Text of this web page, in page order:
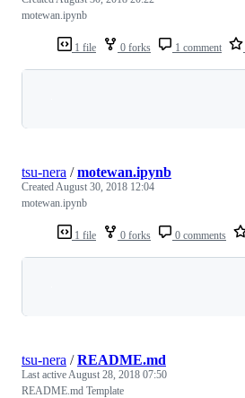
1 file 0 forks 1 comment
motewan.ipynb
1 file 0 forks 0 comments
tsu-nera /motewan.ipynb
CreatedAugust 30, 2018 12:04
motewan.ipynb
tsu-nera /README.md
Last activeAugust 28, 2018 07:50
README.md Template